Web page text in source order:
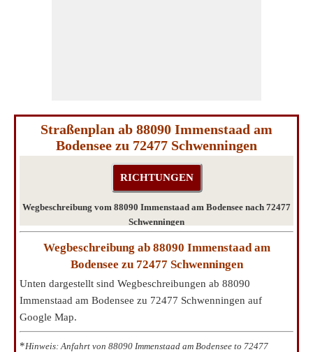
Straßenplan ab 88090 Immenstaad am
Bodensee zu 72477 Schwenningen
Wegbeschreibung vom 88090 Immenstaad am Bodensee nach 72477
Schwenningen
Wegbeschreibung ab 88090 Immenstaad am
Bodensee zu 72477 Schwenningen
Unten dargestellt sind Wegbeschreibungen ab 88090
Immenstaad am Bodensee zu 72477 Schwenningen auf
Google Map.
*Hinweis: Anfahrt von 88090 Immenstaad am Bodensee to 72477